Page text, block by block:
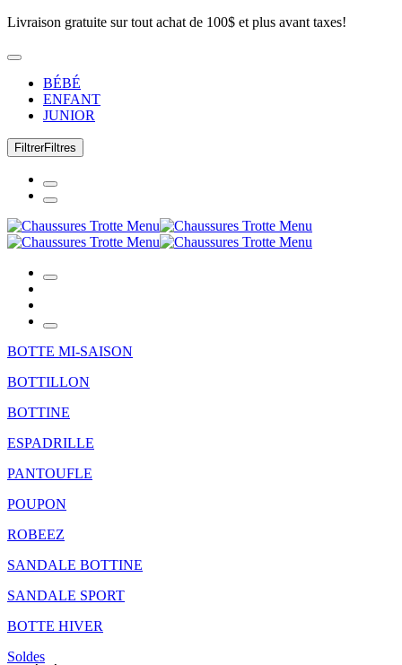
Livraison gratuite sur tout achat de 100$ et plus avant taxes!
BÉBÉ
ENFANT
JUNIOR
FiltrerFiltres
BOTTE MI-SAISON
BOTTILLON
BOTTINE
ESPADRILLE
PANTOUFLE
POUPON
ROBEEZ
SANDALE BOTTINE
SANDALE SPORT
BOTTE HIVER
Soldes